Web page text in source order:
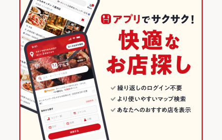
その他設備
ダーツ投げ放題/ダーツマシン8台/高性能浄水器シーガルフォー
の水を使用しております
その他
飲み放題 あり ：ダーツ投げ放題付き有
食べ放題 なし ：ございません。ご了承ください。
お子様連れ不可
長崎市のダイニングバー・バルランキング
浜町・中通りのグルメランキング